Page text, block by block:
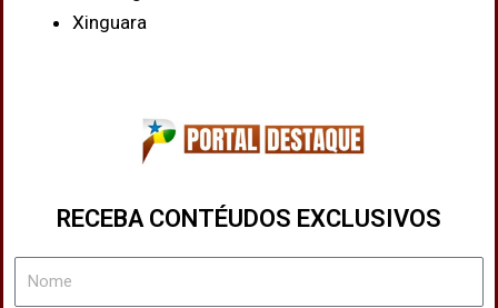
Xinguara
RECEBA CONTÉUDOS EXCLUSIVOS
Nome